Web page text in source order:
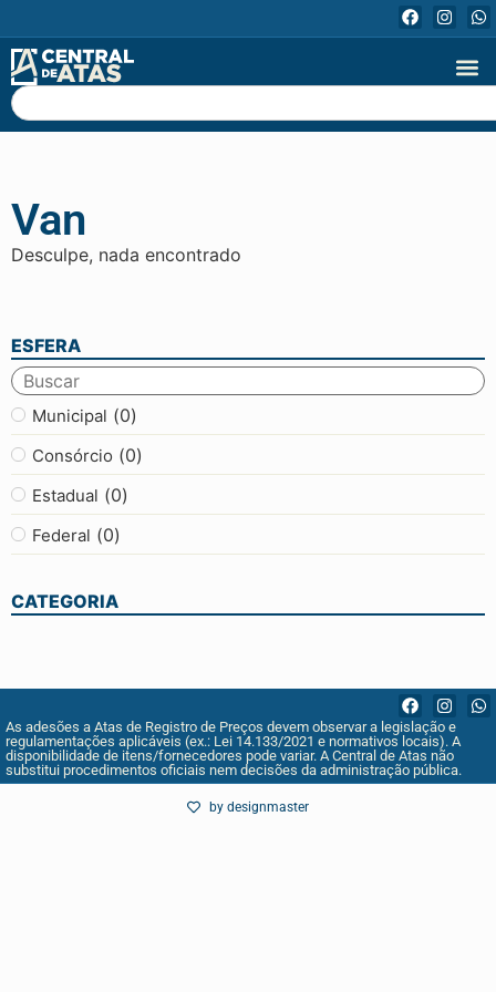
ESFERA
Municipal (0)
Consórcio (0)
Estadual (0)
Federal (0)
CATEGORIA
Van
Desculpe, nada encontrado
As adesões a Atas de Registro de Preços devem observar a legislação e
regulamentações aplicáveis (ex.: Lei 14.133/2021 e normativos locais). A
disponibilidade de itens/fornecedores pode variar. A Central de Atas não
substitui procedimentos oficiais nem decisões da administração pública.
by designmaster